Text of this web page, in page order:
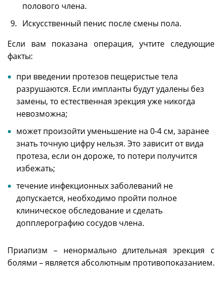
полового члена.
Искусственный пенис после смены пола.
Если вам показана операция, учтите следующие
факты:
при введении протезов пещеристые тела
разрушаются. Если импланты будут удалены без
замены, то естественная эрекция уже никогда
невозможна;
может произойти уменьшение на 0-4 см, заранее
знать точную цифру нельзя. Это зависит от вида
протеза, если он дороже, то потери получится
избежать;
течение инфекционных заболеваний не
допускается, необходимо пройти полное
клиническое обследование и сделать
допплерографию сосудов члена.
Приапизм – ненормально длительная эрекция с
болями – является абсолютным противопоказанием.